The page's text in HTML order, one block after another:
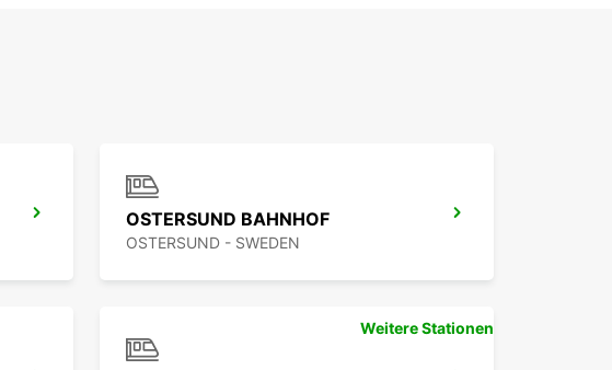
OSTERSUND BAHNHOF
OSTERSUND - SWEDEN
Weitere Stationen